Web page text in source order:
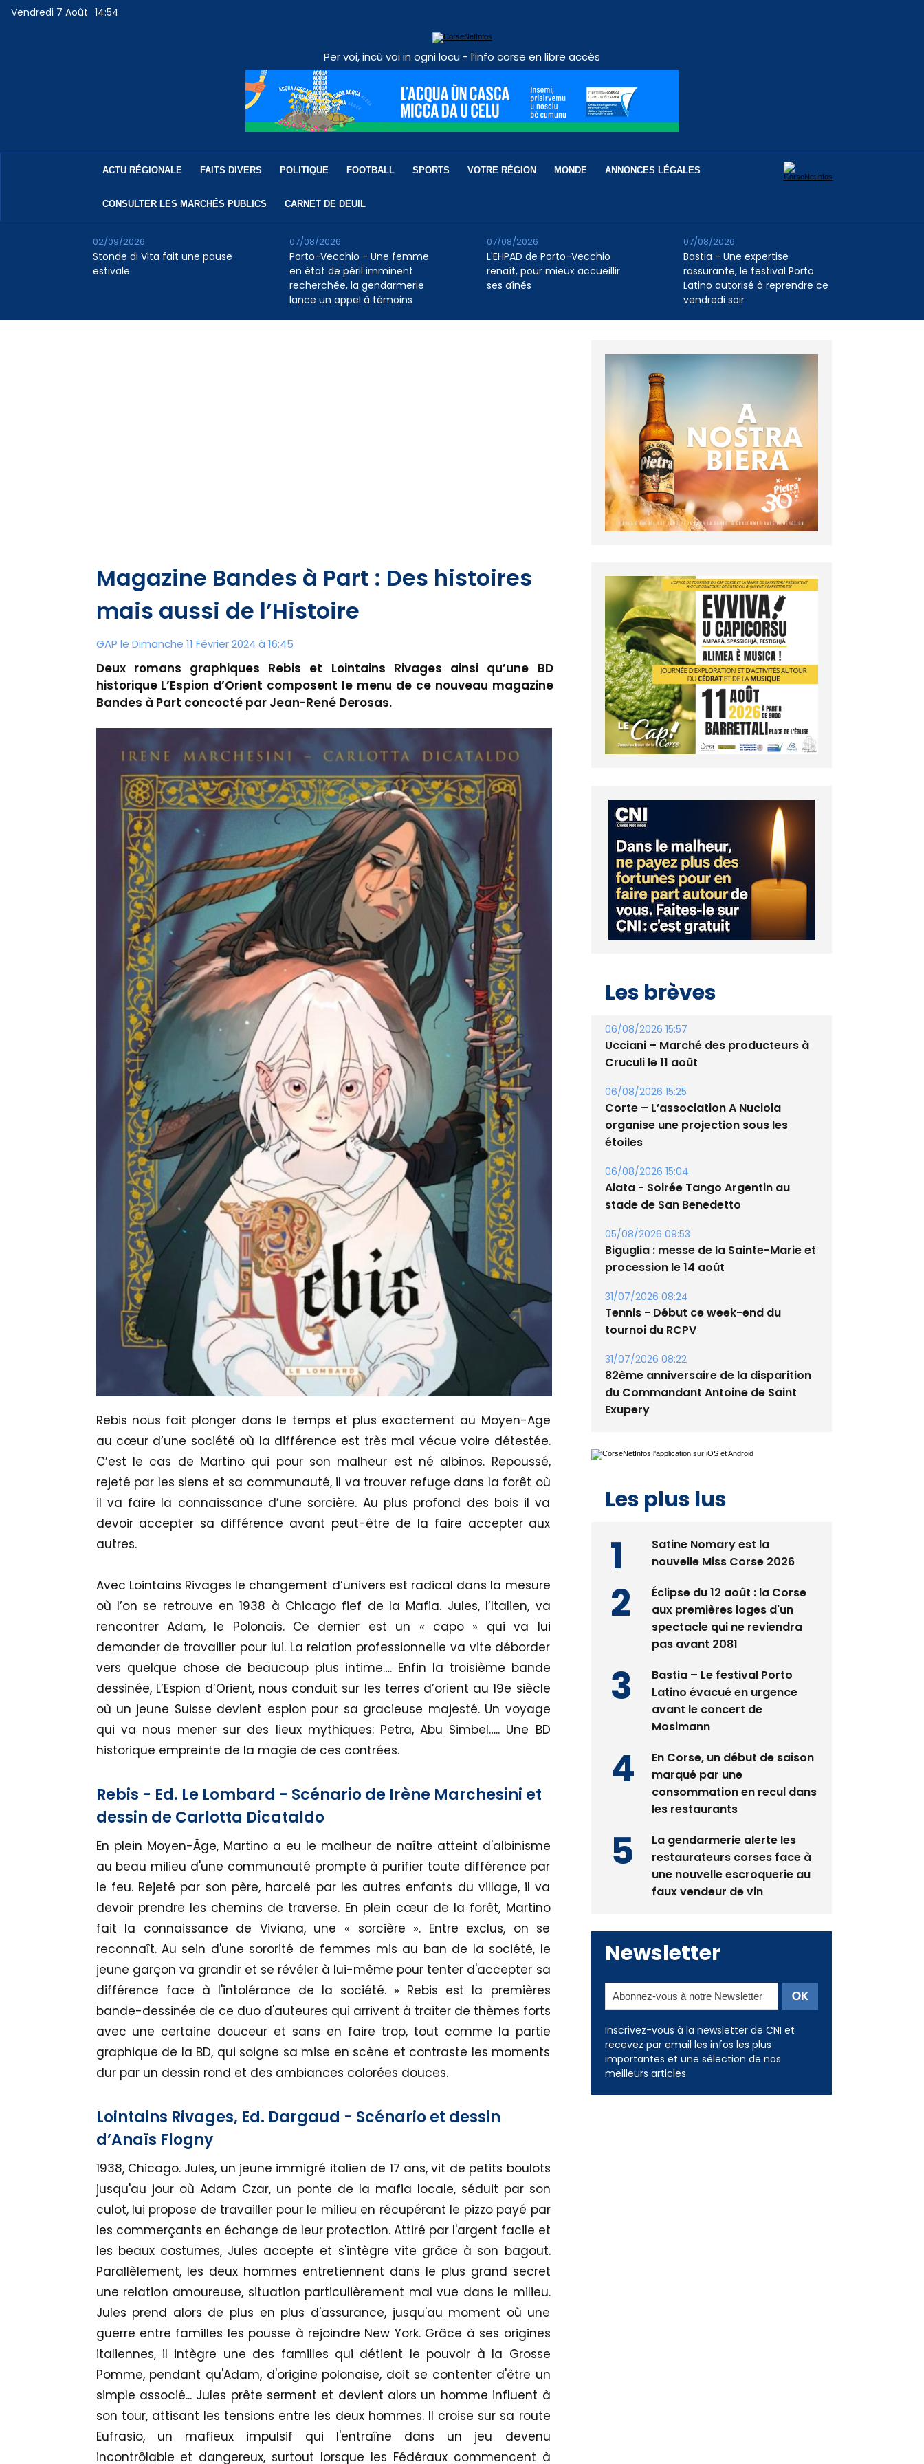
Vendredi 7 Août 14:54
Per voi, incù voi in ogni locu - l’info corse en libre accès
ACTU RÉGIONALE FAITS DIVERS POLITIQUE FOOTBALL SPORTS VOTRE RÉGION MONDE ANNONCES LÉGALES
CONSULTER LES MARCHÉS PUBLICS CARNET DE DEUIL
Stonde di Vita fait une pause
estivale
02/09/2026
Porto-Vecchio - Une femme
en état de péril imminent
recherchée, la gendarmerie
lance un appel à témoins
07/08/2026
L'EHPAD de Porto-Vecchio
renaît, pour mieux accueillir
ses aînés
07/08/2026
Bastia - Une expertise
rassurante, le festival Porto
Latino autorisé à reprendre ce
vendredi soir
07/08/2026
Magazine Bandes à Part : Des histoires
mais aussi de l’Histoire
GAP le Dimanche 11 Février 2024 à 16:45
Deux romans graphiques Rebis et Lointains Rivages ainsi qu’une BD
historique L’Espion d’Orient composent le menu de ce nouveau magazine
Bandes à Part concocté par Jean-René Derosas.
Rebis nous fait plonger dans le temps et plus exactement au Moyen-Age
au cœur d’une société où la différence est très mal vécue voire détestée.
C’est le cas de Martino qui pour son malheur est né albinos. Repoussé,
rejeté par les siens et sa communauté, il va trouver refuge dans la forêt où
il va faire la connaissance d’une sorcière. Au plus profond des bois il va
devoir accepter sa différence avant peut-être de la faire accepter aux
autres.
Avec Lointains Rivages le changement d’univers est radical dans la mesure
où l’on se retrouve en 1938 à Chicago fief de la Mafia. Jules, l’Italien, va
rencontrer Adam, le Polonais. Ce dernier est un « capo » qui va lui
demander de travailler pour lui. La relation professionnelle va vite déborder
vers quelque chose de beaucoup plus intime…. Enfin la troisième bande
dessinée, L’Espion d’Orient, nous conduit sur les terres d’orient au 19e siècle
où un jeune Suisse devient espion pour sa gracieuse majesté. Un voyage
qui va nous mener sur des lieux mythiques: Petra, Abu Simbel….. Une BD
historique empreinte de la magie de ces contrées.
Rebis - Ed. Le Lombard - Scénario de Irène Marchesini et
dessin de Carlotta Dicataldo
En plein Moyen-Âge, Martino a eu le malheur de naître atteint d'albinisme
au beau milieu d'une communauté prompte à purifier toute différence par
le feu. Rejeté par son père, harcelé par les autres enfants du village, il va
devoir prendre les chemins de traverse. En plein cœur de la forêt, Martino
fait la connaissance de Viviana, une « sorcière ». Entre exclus, on se
reconnaît. Au sein d'une sororité de femmes mis au ban de la société, le
jeune garçon va grandir et se révéler à lui-même pour tenter d'accepter sa
différence face à l'intolérance de la société. » Rebis est la premières
bande-dessinée de ce duo d'auteures qui arrivent à traiter de thèmes forts
avec une certaine douceur et sans en faire trop, tout comme la partie
graphique de la BD, qui soigne sa mise en scène et contraste les moments
dur par un dessin rond et des ambiances colorées douces.
Lointains Rivages, Ed. Dargaud - Scénario et dessin
d’Anaïs Flogny
1938, Chicago. Jules, un jeune immigré italien de 17 ans, vit de petits boulots
jusqu'au jour où Adam Czar, un ponte de la mafia locale, séduit par son
culot, lui propose de travailler pour le milieu en récupérant le pizzo payé par
les commerçants en échange de leur protection. Attiré par l'argent facile et
les beaux costumes, Jules accepte et s'intègre vite grâce à son bagout.
Parallèlement, les deux hommes entretiennent dans le plus grand secret
une relation amoureuse, situation particulièrement mal vue dans le milieu.
Jules prend alors de plus en plus d'assurance, jusqu'au moment où une
guerre entre familles les pousse à rejoindre New York. Grâce à ses origines
italiennes, il intègre une des familles qui détient le pouvoir à la Grosse
Pomme, pendant qu'Adam, d'origine polonaise, doit se contenter d'être un
simple associé... Jules prête serment et devient alors un homme influent à
son tour, attisant les tensions entre les deux hommes. Il croise sur sa route
Eufrasio, un mafieux impulsif qui l'entraîne dans un jeu devenu
incontrôlable et dangereux, surtout lorsque les Fédéraux commencent à
Les brèves
06/08/2026 15:57
Cruculi le 11 août
06/08/2026 15:25
Corte – L’association A Nuciola
étoiles
06/08/2026 15:04
stade de San Benedetto
05/08/2026 09:53
procession le 14 août
31/07/2026 08:24
tournoi du RCPV
31/07/2026 08:22
82ème anniversaire de la disparition
nouvelle Miss Corse 2026
Éclipse du 12 août : la Corse
aux premières loges d'un
pas avant 2081
Bastia – Le festival Porto
Latino évacué en urgence
Mosimann
En Corse, un début de saison
marqué par une
les restaurants
La gendarmerie alerte les
restaurateurs corses face à
Newsletter
Inscrivez-vous à la newsletter de CNI et
recevez par email les infos les plus